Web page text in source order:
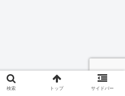
検索 トップ サイドバー